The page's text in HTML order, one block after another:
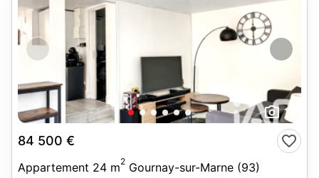
12
84 500 €
Appartement 24 m2 Gournay-sur-Marne (93)